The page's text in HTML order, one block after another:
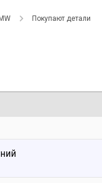
Покупают детали